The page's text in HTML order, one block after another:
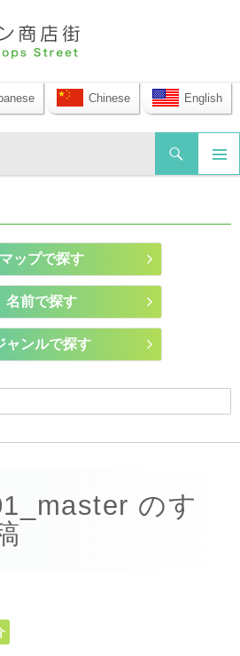
Chinese English
マップで探す
名前で探す
ャンルで探す
のす